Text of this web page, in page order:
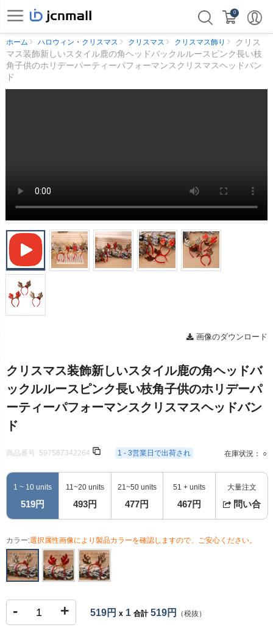
0
ホーム ハロウィン・クリスマス クリスマス クリスマス飾り
クリス
マス装飾新しいスタイル鹿の角ヘッドバックルルースピンク長い枝
角子供のホリデーパーティーパフォーマンスクリスマスヘッドバン
ド
画像のダウンロード
クリスマス装飾新しいスタイル鹿の角ヘッドバ
ックルルースピンク長い枝角子供のホリデーパ
ーティーパフォーマンスクリスマスヘッドバン
ド
商品番号: 597587342264 1 - 3営業日で出荷され 在庫状況： ○
1 ~ 10 units
519円
11~20 units
493円
21~50 units
477円
51 + units
467円
大量注文
問い合
カラー:選択属性画像により製品カラーを確認しますので、ご安心ください。
- + 519円 x 1 合計519円 （税抜）